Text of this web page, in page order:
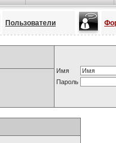
Пользователи
Имя
Пароль